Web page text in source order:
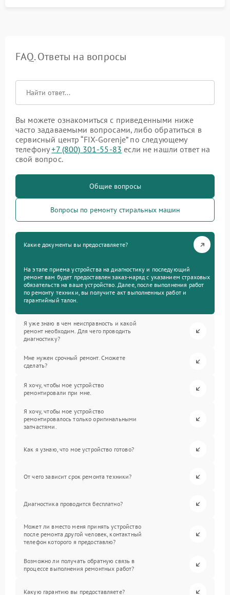
FAQ. Ответы на вопросы
Вы можете ознакомиться с приведенными ниже
часто задаваемыми вопросами, либо обратиться в
сервисный центр “FIX-Gorenje” по следующему
телефону+7 (800) 301-55-83 если не нашли ответ на
свой вопрос.
Общие вопросы
Вопросы по ремонту стиральных машин
Какие документы вы предоставляете?
На этапе приема устройства на диагностику и последующий
ремонт вам будет предоставлен заказ-наряд с указанием страховых
обязательств на ваше устройство. Далее, после выполнения работ
по ремонту техники, вы получите акт выполненных работ и
гарантийный талон.
Я уже знаю в чем неисправность и какой
ремонт необходим. Для чего проводить
диагностику?
Мне нужен срочный ремонт. Сможете
сделать?
Я хочу, чтобы мое устройство
ремонтировали при мне.
Я хочу, чтобы мое устройство
ремонтировалось только оригинальными
запчастями.
Как я узнаю, что мое устройство готово?
От чего зависит срок ремонта техники?
Диагностика проводится бесплатно?
Может ли вместо меня принять устройство
после ремонта другой человек, контактный
телефон которого я предоставлю?
Возможно ли получать обратную связь в
процессе выполнения ремонтных работ?
Какую гарантию вы предоставляете?